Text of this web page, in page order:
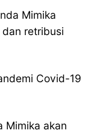
Mimika
retribusi
Covid-19
Mimika akan